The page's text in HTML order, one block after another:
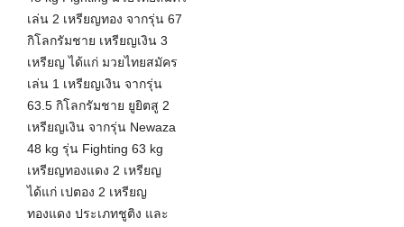
เล่น 2 เหรียญทอง จากรุ่น 67
กิโลกรัมชาย เหรียญเงิน 3
เหรียญ ได้แก่ มวยไทยสมัคร
เล่น 1 เหรียญเงิน จากรุ่น
63.5 กิโลกรัมชาย ยูยิตสู 2
เหรียญเงิน จากรุ่น Newaza
48 kg รุ่น Fighting 63 kg
เหรียญทองแดง 2 เหรียญ
ได้แก่ เปตอง 2 เหรียญ
ทองแดง ประเภทชูติง และ